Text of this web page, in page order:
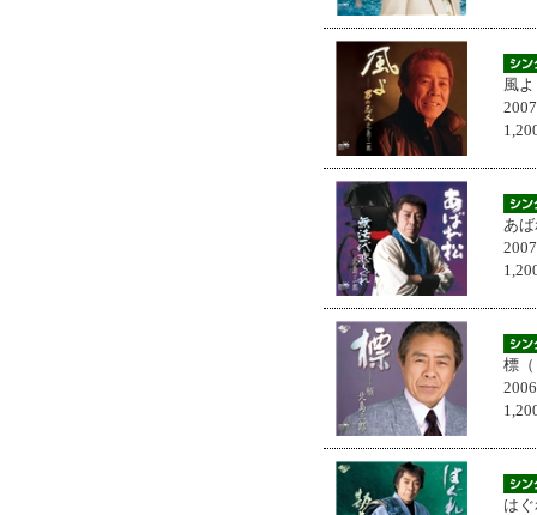
風よ
あ
標
は